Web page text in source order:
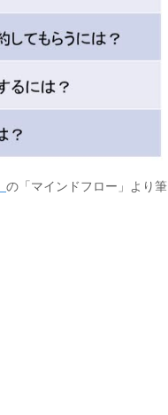
の「マインドフロー」より筆